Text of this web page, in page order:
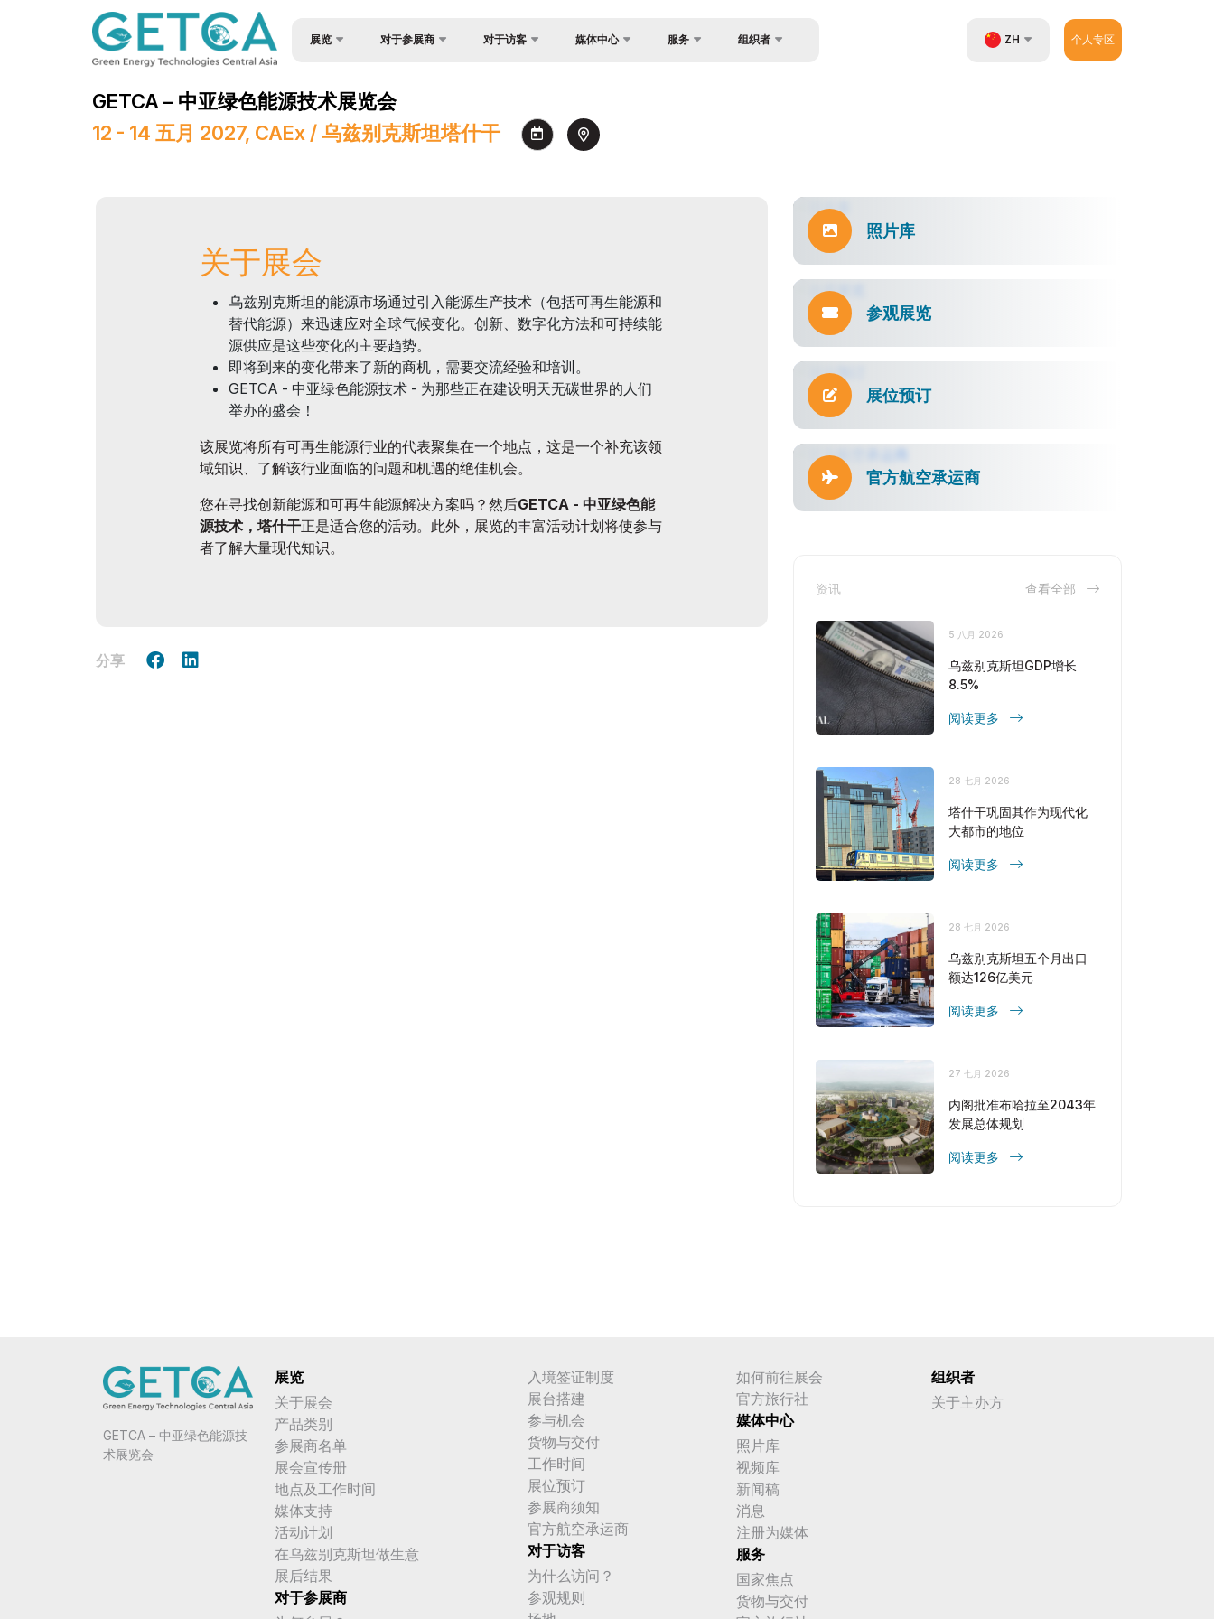
展览
产品类别
媒体支持
在乌兹别克斯坦做生意
展后结果
对于参展商
成为赞助商
展位预订
参展商须知
官方航空承运商
对于访客 媒体中心
新闻稿
服务 组织者 ZH 个人专区
GETCA – 中亚绿色能源技术展览会
12 - 14 五月 2027, CAEx / 乌兹别克斯坦塔什干
关于展会
乌兹别克斯坦的能源市场通过引入能源生产技术（包括可再生能源和
替代能源）来迅速应对全球气候变化。创新、数字化方法和可持续能
源供应是这些变化的主要趋势。
即将到来的变化带来了新的商机，需要交流经验和培训。
GETCA - 中亚绿色能源技术 - 为那些正在建设明天无碳世界​​的人们
举办的盛会！
该展览将所有可再生能源行业的代表聚集在一个地点，这是一个补充该领
域知识、了解该行业面临的问题和机遇的绝佳机会。
您在寻找创新能源和可再生能源解决方案吗？然后GETCA - 中亚绿色能
源技术，塔什干正是适合您的活动。此外，展览的丰富活动计划将使参与
者了解大量现代知识。
分享
照片库
参观展览
展位预订
官方航空承运商
资讯 查看全部
5 八月 2026
乌兹别克斯坦GDP增长
8.5%
阅读更多
28 七月 2026
塔什干巩固其作为现代化
大都市的地位
阅读更多
28 七月 2026
乌兹别克斯坦五个月出口
额达126亿美元
阅读更多
27 七月 2026
内阁批准布哈拉至2043年
发展总体规划
阅读更多
GETCA – 中亚绿色能源技
术展览会
展览
关于展会
产品类别
参展商名单
展会宣传册
地点及工作时间
媒体支持
活动计划
在乌兹别克斯坦做生意
展后结果
对于参展商
入境签证制度
展台搭建
参与机会
货物与交付
工作时间
展位预订
参展商须知
官方航空承运商
对于访客
为什么访问？
参观规则
如何前往展会
官方旅行社
媒体中心
照片库
视频库
新闻稿
消息
注册为媒体
服务
国家焦点
货物与交付
组织者
关于主办方